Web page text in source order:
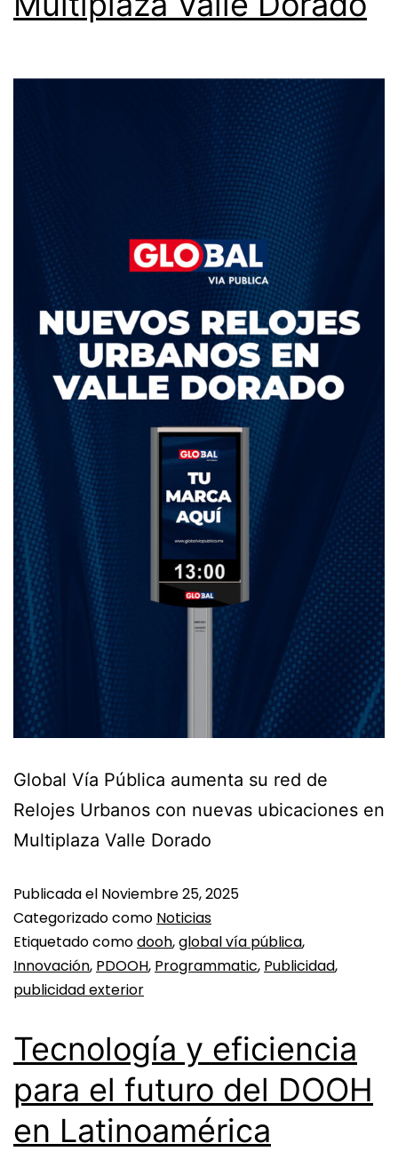
Global Vía Pública aumenta su red de
Relojes Urbanos con nuevas ubicaciones en
Multiplaza Valle Dorado
Publicada el Noviembre 25, 2025
Categorizado como Noticias
Etiquetado comodooh,global vía pública,
Innovación, PDOOH, Programmatic, Publicidad,
publicidad exterior
Tecnología y eficiencia
para el futuro del DOOH
en Latinoamérica